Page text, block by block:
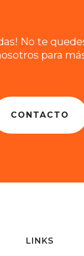
No te
para
CONTACTO
LINKS